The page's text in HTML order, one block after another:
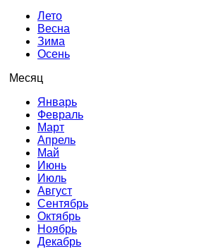
Лето
Весна
Зима
Осень
Месяц
Январь
Февраль
Март
Апрель
Май
Июнь
Июль
Август
Сентябрь
Октябрь
Ноябрь
Декабрь